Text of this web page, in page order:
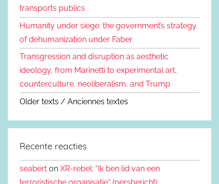
transports publics
Humanity under siege: the government’s strategy
of dehumanization under Faber
Transgression and disruption as aesthetic
ideology, from Marinetti to experimental art,
counterculture, neoliberalism, and Trump
Older texts / Anciennes textes
Recente reacties
seabert on XR-rebel: “Ik ben lid van een